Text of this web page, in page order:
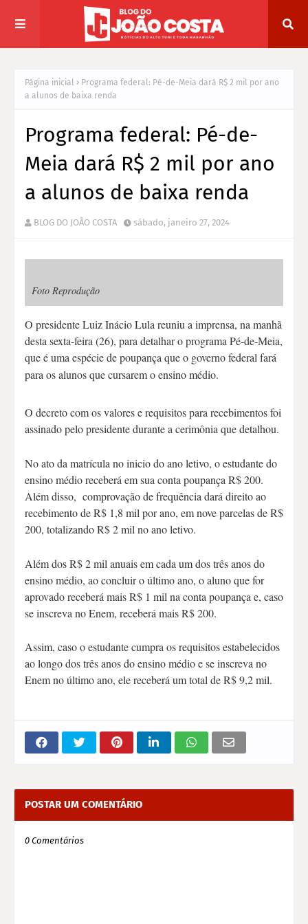
Página inicial
Programa federal: Pé-de-Meia dará R$ 2 mil por ano
a alunos de baixa renda
Programa federal: Pé-de-
Meia dará R$ 2 mil por ano
a alunos de baixa renda
BLOG DO JOÃO COSTA sábado, janeiro 27, 2024
Foto Reprodução
O presidente Luiz Inácio Lula reuniu a imprensa, na manhã
desta sexta-feira (26), para detalhar o programa Pé-de-Meia,
que é uma espécie de poupança que o governo federal fará
para os alunos que cursarem o ensino médio.
O decreto com os valores e requisitos para recebimentos foi
assinado pelo presidente durante a cerimônia que detalhou.
No ato da matrícula no inicio do ano letivo, o estudante do
ensino médio receberá em sua conta poupança R$ 200.
Além disso, comprovação de frequência dará direito ao
recebimento de R$ 1,8 mil por ano, em nove parcelas de R$
200, totalizando R$ 2 mil no ano letivo.
Além dos R$ 2 mil anuais em cada um dos três anos do
ensino médio, ao concluir o último ano, o aluno que for
aprovado receberá mais R$ 1 mil na conta poupança e, caso
se inscreva no Enem, receberá mais R$ 200.
Assim, caso o estudante cumpra os requisitos estabelecidos
ao longo dos três anos do ensino médio e se inscreva no
Enem no último ano, ele receberá um total de R$ 9,2 mil.
POSTAR UM COMENTÁRIO
0 Comentários